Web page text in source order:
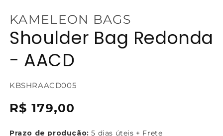
KAMELEON BAGS
Shoulder Bag Redonda
- AACD
SKU:
sku
KBSHRAACD005
Preço
R$ 179,00
Prazo de produção: 5 dias úteis + Frete